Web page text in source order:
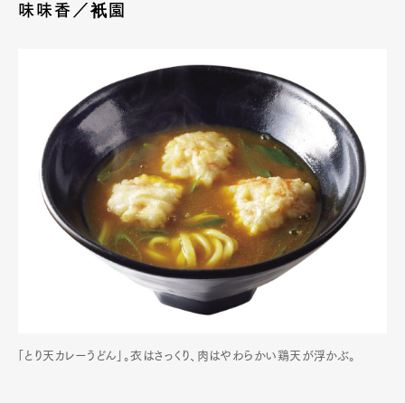
Pen Membership
Official Columnist
About
Pen Meet
Pen international Pen tw
味味香／衹園
「とり天カレーうどん」。衣はさっくり、肉はやわらかい鶏天が浮かぶ。